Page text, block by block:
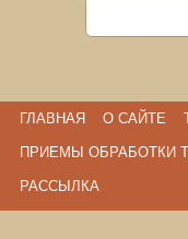
ГЛАВНАЯ О САЙТЕ
ПРИЕМЫ ОБРАБОТКИ
РАССЫЛКА